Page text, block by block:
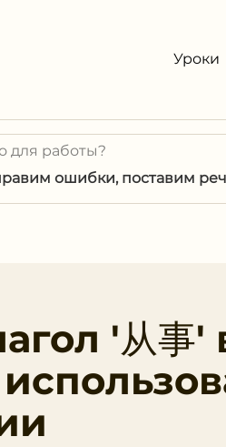
Уроки
для работы?
ошибки, поставим
'从事